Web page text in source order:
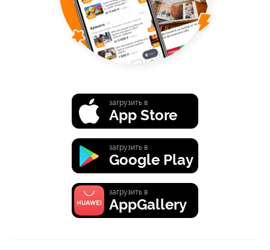
загрузить в
App Store
загрузить в
Google Play
загрузить в
AppGallery